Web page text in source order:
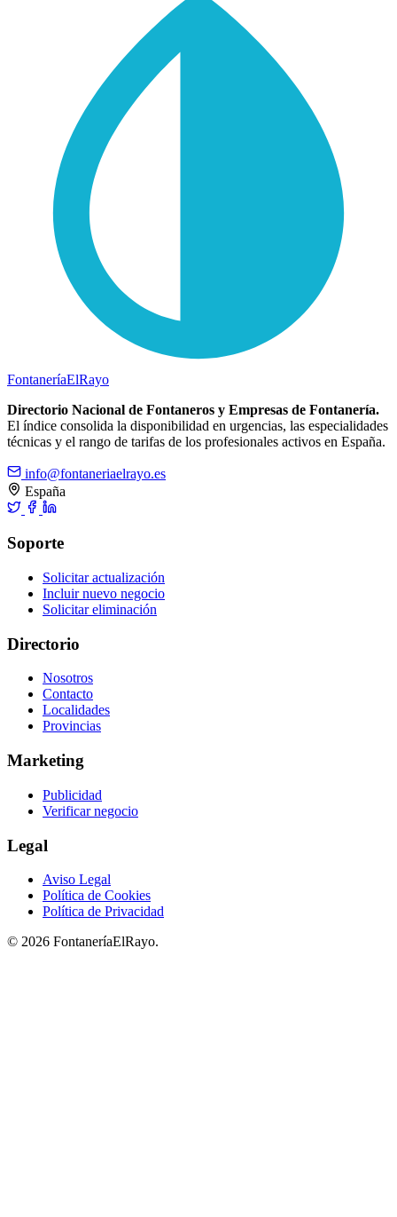
FontaneríaElRayo
Directorio Nacional de Fontaneros y Empresas de Fontanería.
El índice consolida la disponibilidad en urgencias, las especialidades
técnicas y el rango de tarifas de los profesionales activos en España.
info@fontaneriaelrayo.es
España
Soporte
Solicitar actualización
Incluir nuevo negocio
Solicitar eliminación
Directorio
Nosotros
Contacto
Localidades
Provincias
Marketing
Publicidad
Verificar negocio
Legal
Aviso Legal
Política de Cookies
Política de Privacidad
© 2026 FontaneríaElRayo.